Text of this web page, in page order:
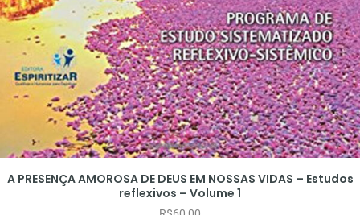
A PRESENÇA AMOROSA DE DEUS EM NOSSAS VIDAS – Estudos
reflexivos – Volume 1